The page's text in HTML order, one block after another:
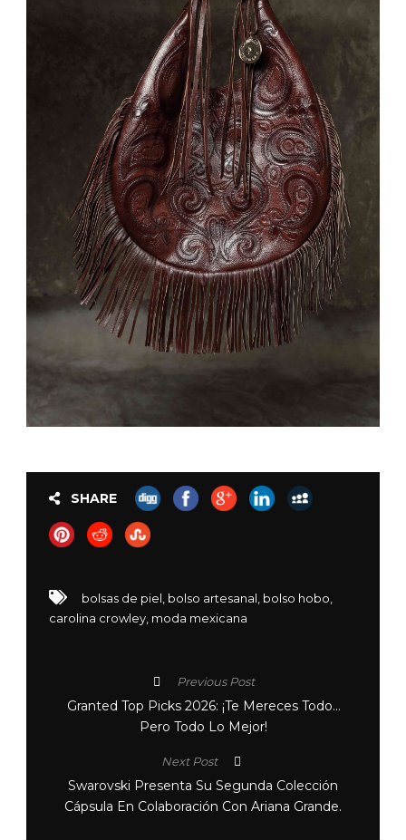
SHARE
bolsas de piel, bolso artesanal, bolso hobo,
carolina crowley, moda mexicana
Previous Post
Granted Top Picks 2026: ¡Te Mereces Todo…
Pero Todo Lo Mejor!
Next Post
Swarovski Presenta Su Segunda Colección
Cápsula En Colaboración Con Ariana Grande.